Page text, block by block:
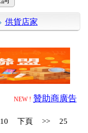
供貨店家
NEW ! 贊助商廣告
10 下頁 >> 25